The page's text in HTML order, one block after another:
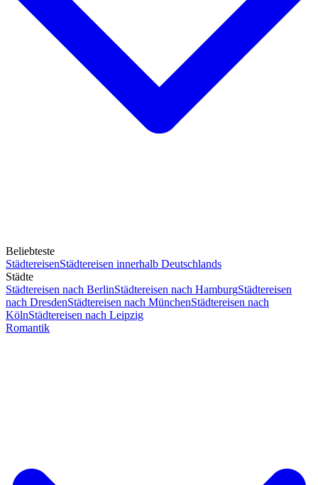
Beliebteste
StädtereisenStädtereisen innerhalb Deutschlands
Städte
Städtereisen nach BerlinStädtereisen nach HamburgStädtereisen
nach DresdenStädtereisen nach MünchenStädtereisen nach
KölnStädtereisen nach Leipzig
Romantik